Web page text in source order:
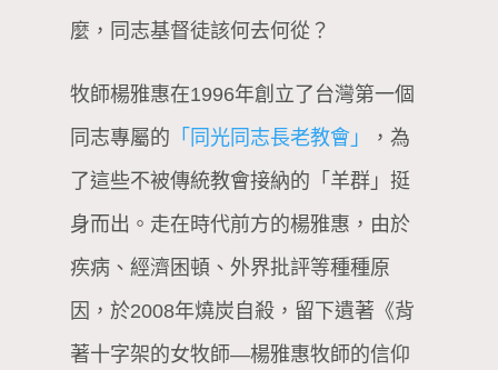
麼，同志基督徒該何去何從？
牧師楊雅惠在1996年創立了台灣第一個
同志專屬的 「同光同志長老教會」
，為
了這些不被傳統教會接納的「羊群」挺
身而出。走在時代前方的楊雅惠，由於
疾病、經濟困頓、外界批評等種種原
因，於2008年燒炭自殺，留下遺著《背
著十字架的女牧師—楊雅惠牧師的信仰